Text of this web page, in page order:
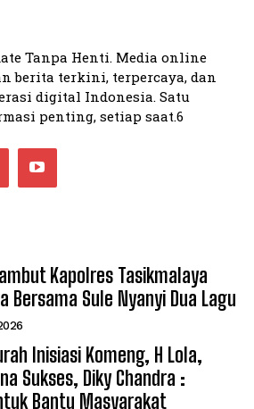
Tanpa Henti. Media online
berita terkini, terpercaya, dan
digital Indonesia. Satu
penting, setiap saat.6
Kapolres Tasikmalaya
Bersama Sule Nyanyi Dua Lagu
Inisiasi Komeng, H Lola,
Sukses, Diky Chandra :
Bantu Masyarakat